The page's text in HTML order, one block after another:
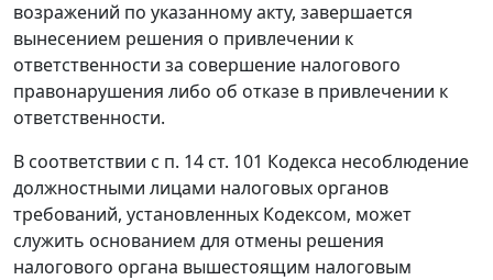
возражений по указанному акту, завершается
вынесением решения о привлечении к
ответственности за совершение налогового
правонарушения либо об отказе в привлечении к
ответственности.
В соответствии с п. 14 ст. 101 Кодекса несоблюдение
должностными лицами налоговых органов
требований, установленных Кодексом, может
служить основанием для отмены решения
налогового органа вышестоящим налоговым